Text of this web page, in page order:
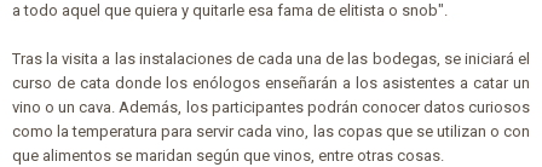
a todo aquel que quiera y quitarle esa fama de elitista o snob".
Tras la visita a las instalaciones de cada una de las bodegas, se iniciará el
curso de cata donde los enólogos enseñarán a los asistentes a catar un
vino o un cava. Además, los participantes podrán conocer datos curiosos
como la temperatura para servir cada vino, las copas que se utilizan o con
que alimentos se maridan según que vinos, entre otras cosas.